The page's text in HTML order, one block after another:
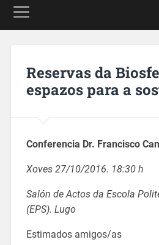
Reservas da
espazos para a
Conferencia Dr. Francisco
Xoves 27/10/2016. 18:30 h
Salón de Actos da Escola
(EPS). Lugo
Estimados amigos/as